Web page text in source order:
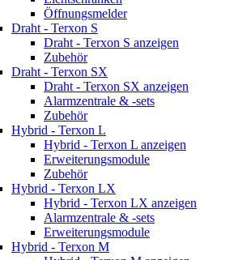
Öffnungsmelder
Draht - Terxon S
Draht - Terxon S anzeigen
Zubehör
Draht - Terxon SX
Draht - Terxon SX anzeigen
Alarmzentrale & -sets
Zubehör
Hybrid - Terxon L
Hybrid - Terxon L anzeigen
Erweiterungsmodule
Zubehör
Hybrid - Terxon LX
Hybrid - Terxon LX anzeigen
Alarmzentrale & -sets
Erweiterungsmodule
Hybrid - Terxon M